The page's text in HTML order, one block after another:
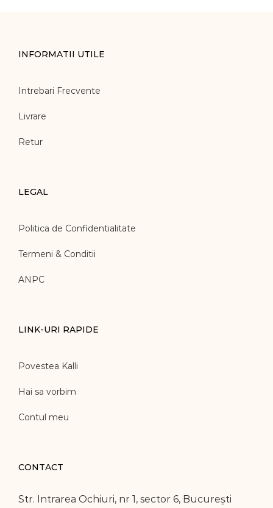
INFORMATII UTILE
Intrebari Frecvente
Livrare
Retur
LEGAL
Politica de Confidentialitate
Termeni & Conditii
ANPC
LINK-URI RAPIDE
Povestea Kalli
Hai sa vorbim
Contul meu
CONTACT
Str. Intrarea Ochiuri, nr 1, sector 6, București